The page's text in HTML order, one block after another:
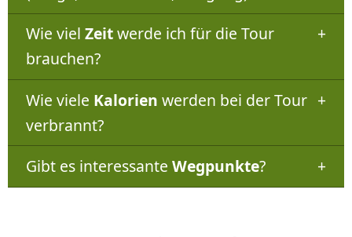
Wie viel Zeitwerde ich für die Tour
brauchen?
Wie viele Kalorien werden bei der Tour
verbrannt?
Gibt es interessante Wegpunkte?